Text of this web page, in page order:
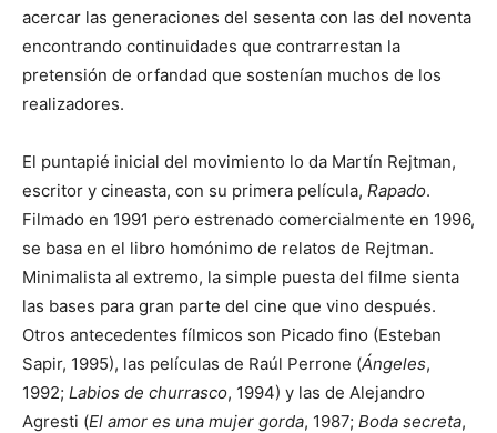
acercar las generaciones del sesenta con las del noventa
encontrando continuidades que contrarrestan la
pretensión de orfandad que sostenían muchos de los
realizadores.​
El puntapié inicial del movimiento lo da Martín Rejtman,
escritor y cineasta, con su primera película, Rapado.​
Filmado en 1991 pero estrenado comercialmente en 1996,
se basa en el libro homónimo de relatos de Rejtman.
Minimalista al extremo, la simple puesta del filme sienta
las bases para gran parte del cine que vino después.
Otros antecedentes fílmicos son Picado fino (Esteban
Sapir, 1995), las películas de Raúl Perrone (Ángeles,
1992; Labios de churrasco, 1994) y las de Alejandro
Agresti (El amor es una mujer gorda, 1987; Boda secreta,